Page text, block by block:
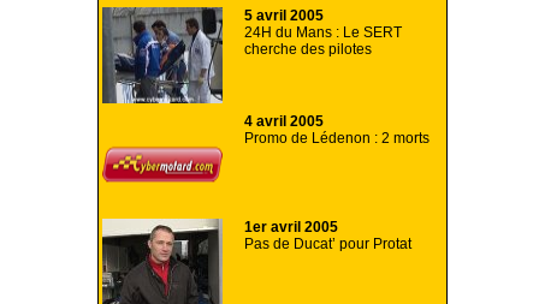
5 avril 2005
24H du Mans : Le SERT
cherche des pilotes
4 avril 2005
Promo de Lédenon : 2 morts
1er avril 2005
Pas de Ducat’ pour Protat